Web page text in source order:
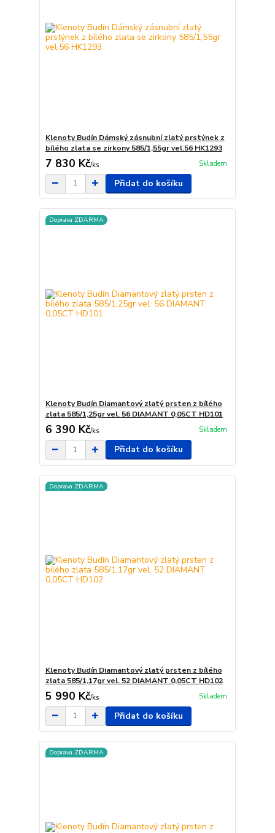
Klenoty Budín Dámský zásnubní zlatý prstýnek z
bílého zlata se zirkony 585/1,55gr vel.56 HK1293
7 830 Kč/ks Skladem
Přidat do košíku
Doprava ZDARMA
Klenoty Budín Diamantový zlatý prsten z bílého
zlata 585/1,25gr vel. 56 DIAMANT 0,05CT HD101
6 390 Kč/ks Skladem
Přidat do košíku
Doprava ZDARMA
Klenoty Budín Diamantový zlatý prsten z bílého
zlata 585/1,17gr vel. 52 DIAMANT 0,05CT HD102
5 990 Kč/ks Skladem
Přidat do košíku
Doprava ZDARMA